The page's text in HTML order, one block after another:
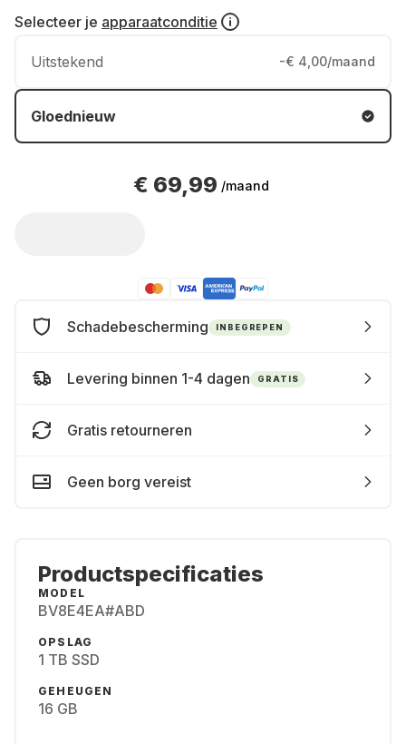
Selecteer je apparaatconditie
Uitstekend -€ 4,00/maand
Gloednieuw
€ 69,99 /maand
Schadebescherming INBEGREPEN
Levering binnen 1-4 dagen GRATIS
Gratis retourneren
Geen borg vereist
Productspecificaties
MODEL
BV8E4EA#ABD
OPSLAG
1 TB SSD
GEHEUGEN
16 GB